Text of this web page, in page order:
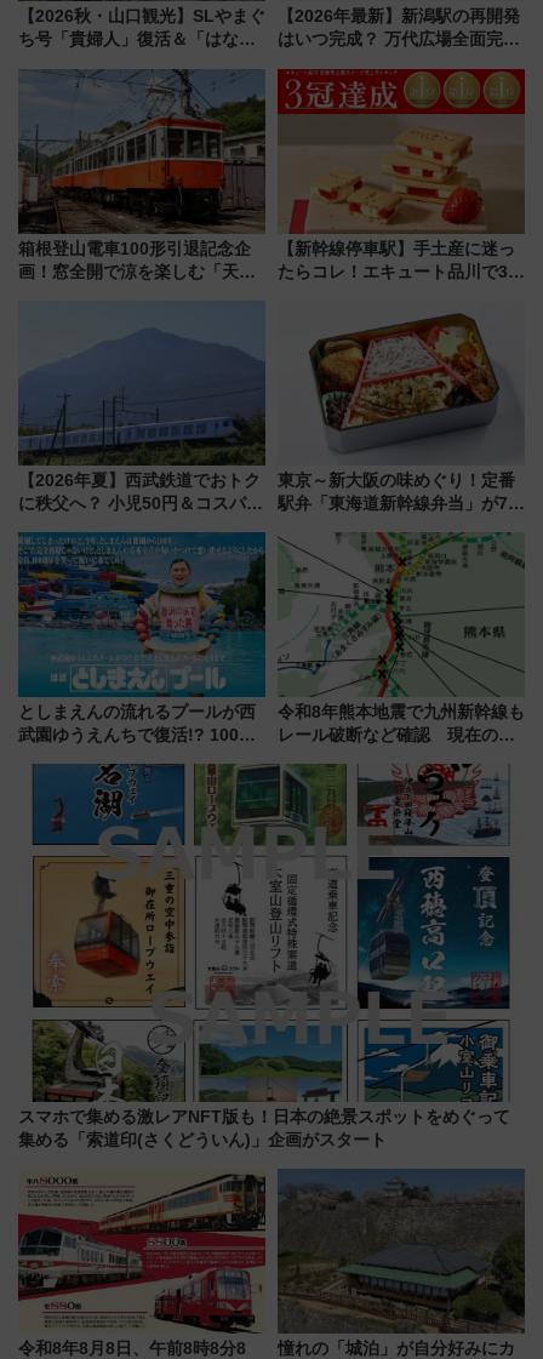
【2026秋・山口観光】SLやまぐ
ち号「貴婦人」復活＆「はなあ
注目観光列車まとめ きっぷの取
り方は？
【2026年最新】新潟駅の再開発
はいつ完成？ 万代広場全面完成
開発、バスタ新潟構想まで徹底
解説！
箱根登山電車100形引退記念企
画！窓全開で涼を楽しむ「天然
【新幹線停車駅】手土産に迷っ
たらコレ！エキュート品川で3年
産スイーツとは？
【2026年夏】西武鉄道でおトク
に秩父へ？ 小児50円＆コスパ最
族旅行！ 深夜の正丸トンネル探
検や特急ラビューも
東京～新大阪の味めぐり！定番
駅弁「東海道新幹線弁当」が7月
としまえんの流れるプールが西
武園ゆうえんちで復活!? 100周
イダー」に注目 2026年夏は所
沢へ遊びに行こう
令和8年熊本地震で九州新幹線も
レール破断など確認 現在の運
響
スマホで集める激レアNFT版も！日本の絶景スポットをめぐって
集める「索道印(さくどういん)」企画がスタート
令和8年8月8日、午前8時8分8
憧れの「城泊」が自分好みにカ